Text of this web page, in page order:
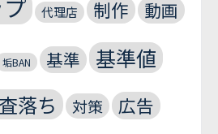
代理店 制作 動画
垢BAN 基準 基準値
落ち 対策 広告